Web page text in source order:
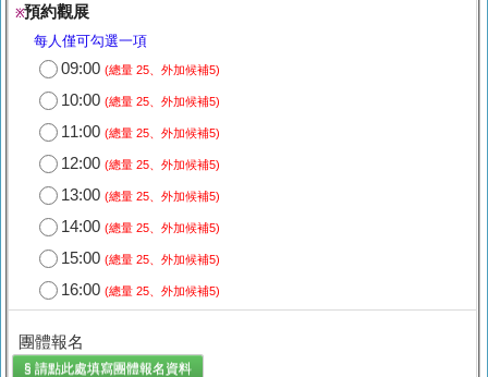
※預約觀展
每人僅可勾選一項
09:00 (總量 25、外加候補5)
10:00 (總量 25、外加候補5)
11:00 (總量 25、外加候補5)
12:00 (總量 25、外加候補5)
13:00 (總量 25、外加候補5)
14:00 (總量 25、外加候補5)
15:00 (總量 25、外加候補5)
16:00 (總量 25、外加候補5)
團體報名
§ 請點此處填寫團體報名 資料